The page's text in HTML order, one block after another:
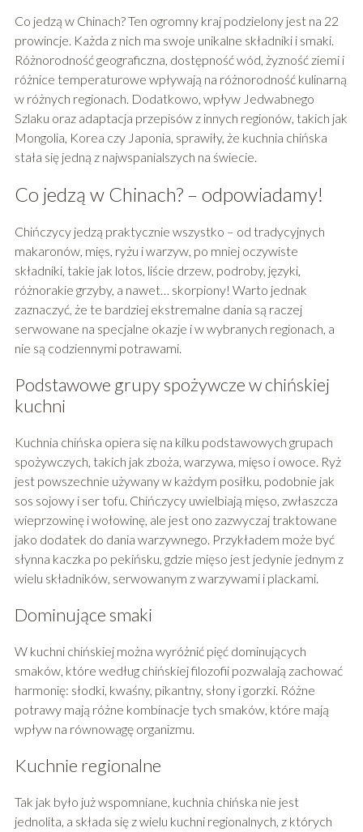
Co jedzą w Chinach? Ten ogromny kraj podzielony jest na 22
prowincje. Każda z nich ma swoje unikalne składniki i smaki.
Różnorodność geograficzna, dostępność wód, żyzność ziemi i
różnice temperaturowe wpływają na różnorodność kulinarną
w różnych regionach. Dodatkowo, wpływ Jedwabnego
Szlaku oraz adaptacja przepisów z innych regionów, takich jak
Mongolia, Korea czy Japonia, sprawiły, że kuchnia chińska
stała się jedną z najwspanialszych na świecie.
Co jedzą w Chinach? – odpowiadamy!
Chińczycy jedzą praktycznie wszystko – od tradycyjnych
makaronów, mięs, ryżu i warzyw, po mniej oczywiste
składniki, takie jak lotos, liście drzew, podroby, języki,
różnorakie grzyby, a nawet… skorpiony! Warto jednak
zaznaczyć, że te bardziej ekstremalne dania są raczej
serwowane na specjalne okazje i w wybranych regionach, a
nie są codziennymi potrawami.
Podstawowe grupy spożywcze w chińskiej
kuchni
Kuchnia chińska opiera się na kilku podstawowych grupach
spożywczych, takich jak zboża, warzywa, mięso i owoce. Ryż
jest powszechnie używany w każdym posiłku, podobnie jak
sos sojowy i ser tofu. Chińczycy uwielbiają mięso, zwłaszcza
wieprzowinę i wołowinę, ale jest ono zazwyczaj traktowane
jako dodatek do dania warzywnego. Przykładem może być
słynna kaczka po pekińsku, gdzie mięso jest jedynie jednym z
wielu składników, serwowanym z warzywami i plackami.
Dominujące smaki
W kuchni chińskiej można wyróżnić pięć dominujących
smaków, które według chińskiej filozofii pozwalają zachować
harmonię: słodki, kwaśny, pikantny, słony i gorzki. Różne
potrawy mają różne kombinacje tych smaków, które mają
wpływ na równowagę organizmu.
Kuchnie regionalne
Tak jak było już wspomniane, kuchnia chińska nie jest
jednolita, a składa się z wielu kuchni regionalnych, z których